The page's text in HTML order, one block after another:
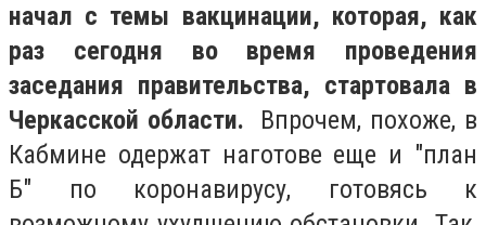
начал с темы вакцинации, которая, как
раз сегодня во время проведения
заседания правительства, стартовала в
Черкасской области. Впрочем, похоже, в
Кабмине одержат наготове еще и "план
Б" по коронавирусу, готовясь к